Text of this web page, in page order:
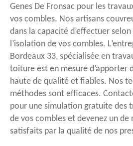
Genes De Fronsac pour les
vos combles. Nos artisans
dans la capacité d’effectuer
l’isolation de vos combles.
Bordeaux 33, spécialisée en
toiture est en mesure d’apporter
haute de qualité et fiables. Nos
méthodes sont efficaces.
pour une simulation gratuite des
de vos combles et devenez un de
satisfaits par la qualité de nos